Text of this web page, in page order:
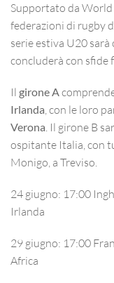
Supportato da World
federazioni di rugby
serie estiva U20
concluderà con sfide
Il girone A
Irlanda , con le loro
Verona . Il girone B
ospitante Italia, con
Monigo, a Treviso.
24 giugno: 17:00
Irlanda
29 giugno: 17:00
Africa